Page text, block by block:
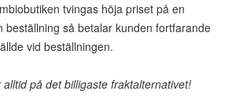
tvingas höja priset på en
beställning så betalar kunden fortfarande
vid beställningen.
på det billigaste fraktalternativet!